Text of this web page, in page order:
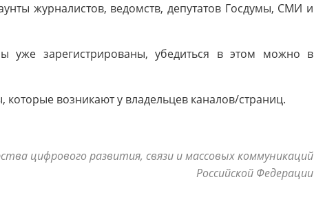
журналистов, ведомств, депутатов Госдумы, СМИ и
уже зарегистрированы, убедиться в этом можно в
возникают у владельцев каналов/страниц.
цифрового развития, связи и массовых коммуникаций
Российской Федерации